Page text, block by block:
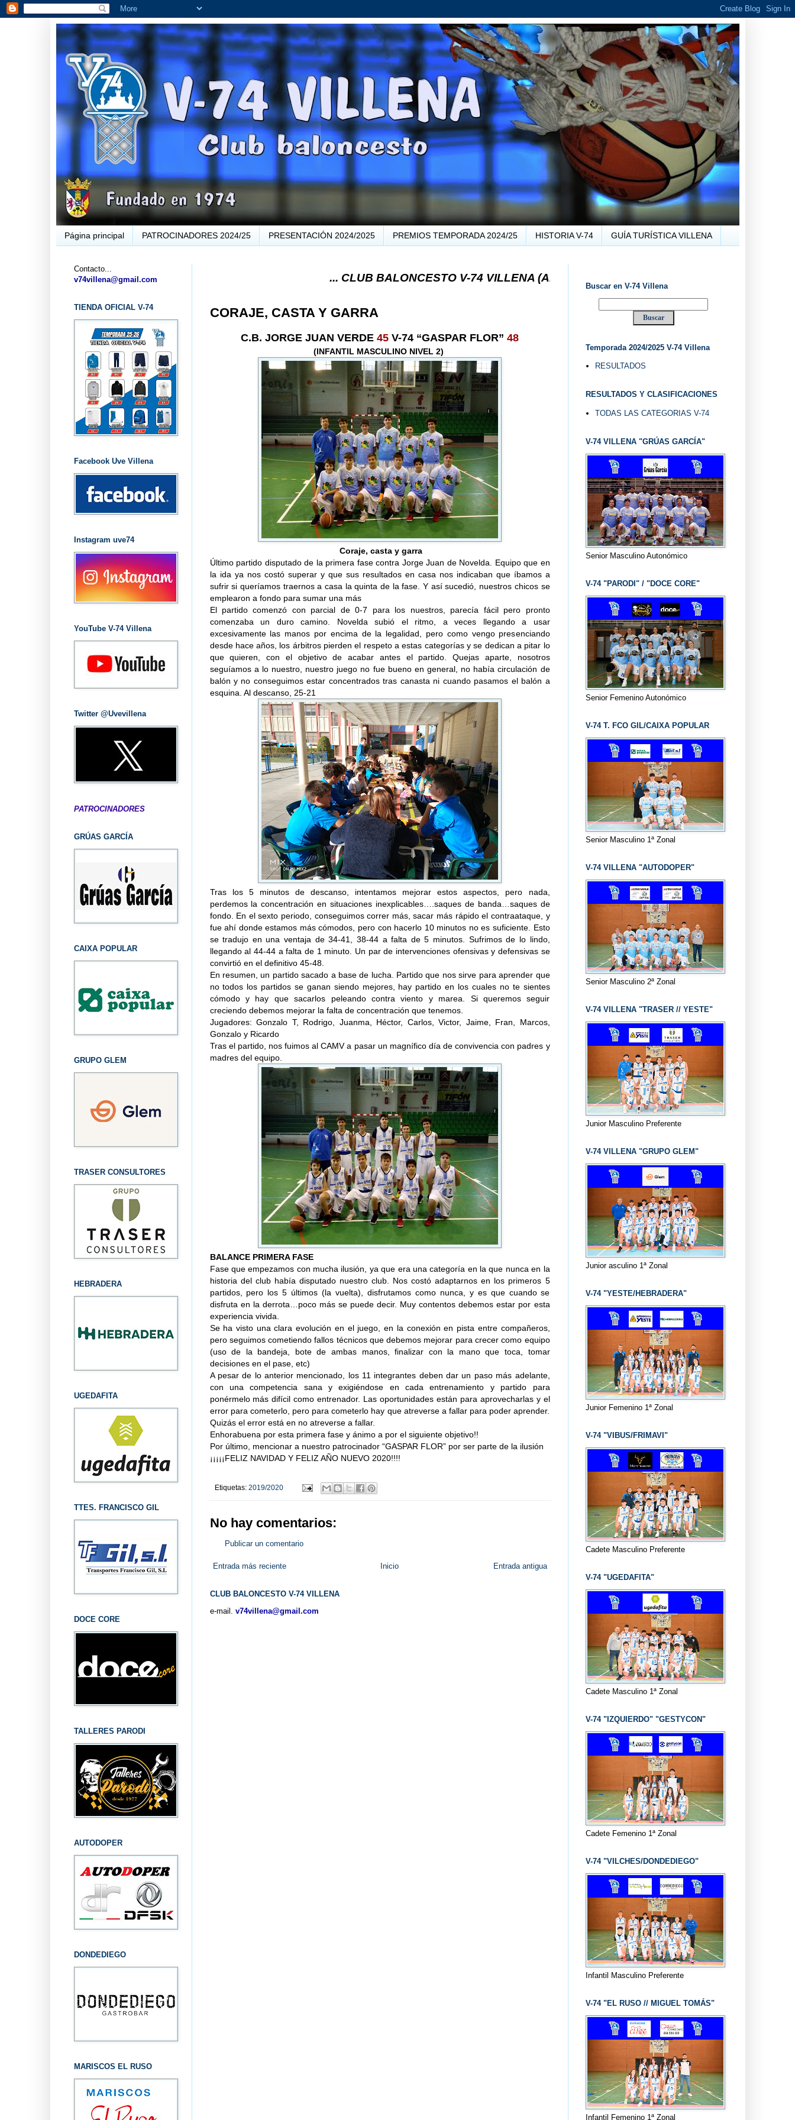
Página principal PATROCINADORES 2024/25 PRESENTACIÓN 2024/2025 PREMIOS TEMPORADA 2024/25 HISTORIA V-74 GUÍA TURÍSTICA VILLENA
... CLUB BALONCESTO V-74 VILLENA (ALICANTE) ... V-74 VILLENA DESDE 1.974 ... EL "UVE" ...
CORAJE, CASTA Y GARRA
C.B. JORGE JUAN VERDE 45 V-74 “GASPAR FLOR” 48
(INFANTIL MASCULINO NIVEL 2)
Coraje, casta y garra
Último partido disputado de la primera fase contra Jorge Juan de Novelda. Equipo que en
la ida ya nos costó superar y que sus resultados en casa nos indicaban que íbamos a
sufrir si queríamos traernos a casa la quinta de la fase. Y así sucedió, nuestros chicos se
emplearon a fondo para sumar una más
El partido comenzó con parcial de 0-7 para los nuestros, parecía fácil pero pronto
comenzaba un duro camino. Novelda subió el ritmo, a veces llegando a usar
excesivamente las manos por encima de la legalidad, pero como vengo presenciando
desde hace años, los árbitros pierden el respeto a estas categorías y se dedican a pitar lo
que quieren, con el objetivo de acabar antes el partido. Quejas aparte, nosotros
seguíamos a lo nuestro, nuestro juego no fue bueno en general, no había circulación de
balón y no conseguimos estar concentrados tras canasta ni cuando pasamos el balón a
esquina. Al descanso, 25-21
Tras los 5 minutos de descanso, intentamos mejorar estos aspectos, pero nada,
perdemos la concentración en situaciones inexplicables….saques de banda…saques de
fondo. En el sexto periodo, conseguimos correr más, sacar más rápido el contraataque, y
fue ahí donde estamos más cómodos, pero con hacerlo 10 minutos no es suficiente. Esto
se tradujo en una ventaja de 34-41, 38-44 a falta de 5 minutos. Sufrimos de lo lindo,
llegando al 44-44 a falta de 1 minuto. Un par de intervenciones ofensivas y defensivas se
convirtió en el definitivo 45-48.
En resumen, un partido sacado a base de lucha. Partido que nos sirve para aprender que
no todos los partidos se ganan siendo mejores, hay partido en los cuales no te sientes
cómodo y hay que sacarlos peleando contra viento y marea. Si queremos seguir
creciendo debemos mejorar la falta de concentración que tenemos.
Jugadores: Gonzalo T, Rodrigo, Juanma, Héctor, Carlos, Victor, Jaime, Fran, Marcos,
Gonzalo y Ricardo
Tras el partido, nos fuimos al CAMV a pasar un magnífico día de convivencia con padres y
madres del equipo.
BALANCE PRIMERA FASE
Fase que empezamos con mucha ilusión, ya que era una categoría en la que nunca en la
historia del club había disputado nuestro club. Nos costó adaptarnos en los primeros 5
partidos, pero los 5 últimos (la vuelta), disfrutamos como nunca, y es que cuando se
disfruta en la derrota…poco más se puede decir. Muy contentos debemos estar por esta
experiencia vivida.
Se ha visto una clara evolución en el juego, en la conexión en pista entre compañeros,
pero seguimos cometiendo fallos técnicos que debemos mejorar para crecer como equipo
(uso de la bandeja, bote de ambas manos, finalizar con la mano que toca, tomar
decisiones en el pase, etc)
A pesar de lo anterior mencionado, los 11 integrantes deben dar un paso más adelante,
con una competencia sana y exigiéndose en cada entrenamiento y partido para
ponérmelo más difícil como entrenador. Las oportunidades están para aprovecharlas y el
error para cometerlo, pero para cometerlo hay que atreverse a fallar para poder aprender.
Quizás el error está en no atreverse a fallar.
Enhorabuena por esta primera fase y ánimo a por el siguiente objetivo!!
Por último, mencionar a nuestro patrocinador “GASPAR FLOR” por ser parte de la ilusión
¡¡¡¡¡FELIZ NAVIDAD Y FELIZ AÑO NUEVO 2020!!!!
Etiquetas: 2019/2020
No hay comentarios:
Publicar un comentario
Entrada más reciente Entrada antigua
Inicio
CLUB BALONCESTO V-74 VILLENA
e-mail. v74villena@gmail.com
Contacto...
v74villena@gmail.com
TIENDA OFICIAL V-74
Facebook Uve Villena
Instagram uve74
YouTube V-74 Villena
Twitter @Uvevillena
PATROCINADORES
GRÚAS GARCÍA
CAIXA POPULAR
GRUPO GLEM
TRASER CONSULTORES
HEBRADERA
UGEDAFITA
TTES. FRANCISCO GIL
DOCE CORE
TALLERES PARODI
AUTODOPER
DONDEDIEGO
MARISCOS EL RUSO
Buscar en V-74 Villena
Temporada 2024/2025 V-74 Villena
RESULTADOS
RESULTADOS Y CLASIFICACIONES
TODAS LAS CATEGORIAS V-74
V-74 VILLENA "GRÚAS GARCÍA"
Senior Masculino Autonómico
V-74 "PARODI" / "DOCE CORE"
Senior Femenino Autonómico
V-74 T. FCO GIL/CAIXA POPULAR
Senior Masculino 1ª Zonal
V-74 VILLENA "AUTODOPER"
Senior Masculino 2ª Zonal
V-74 VILLENA "TRASER // YESTE"
Junior Masculino Preferente
V-74 VILLENA "GRUPO GLEM"
Junior asculino 1ª Zonal
V-74 "YESTE/HEBRADERA"
Junior Femenino 1ª Zonal
V-74 "VIBUS/FRIMAVI"
Cadete Masculino Preferente
V-74 "UGEDAFITA"
Cadete Masculino 1ª Zonal
V-74 "IZQUIERDO" "GESTYCON"
Cadete Femenino 1ª Zonal
V-74 "VILCHES/DONDEDIEGO"
Infantil Masculino Preferente
V-74 "EL RUSO // MIGUEL TOMÁS"
Infantil Femenino 1ª Zonal